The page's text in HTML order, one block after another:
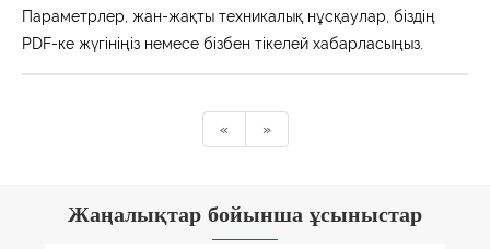
Параметрлер, жан-жақты техникалық нұсқаулар, біздің
PDF-ке жүгініңіз немесе бізбен тікелей хабарласыңыз.
« »
Жаңалықтар бойынша ұсыныстар